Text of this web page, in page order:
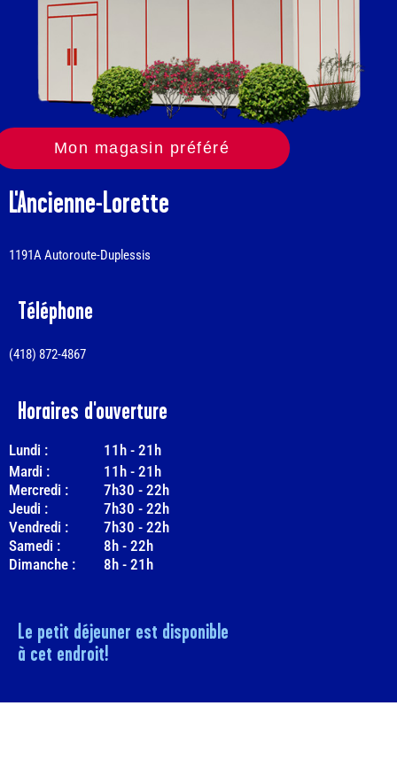
Mon magasin préféré
L'Ancienne-Lorette
1191A Autoroute-Duplessis
Téléphone
(418) 872-4867
Horaires d'ouverture
Lundi : 11h - 21h
Mardi :
11h - 21h
Mercredi :
7h30 - 22h
Jeudi :
7h30 - 22h
Vendredi :
7h30 - 22h
Samedi :
8h - 22h
Dimanche :
8h - 21h
Le petit déjeuner est disponible
à cet endroit!